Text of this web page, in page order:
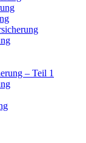
– Teil 1